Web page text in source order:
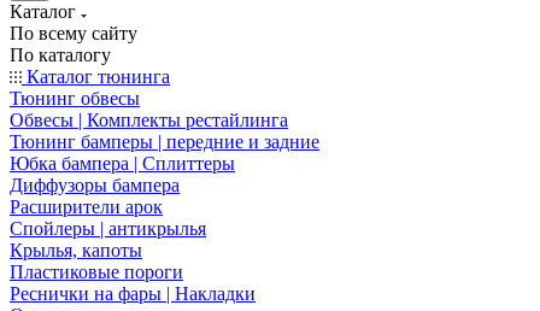
Каталог
По всему сайту
По каталогу
Каталог тюнинга
Тюнинг обвесы
Обвесы | Комплекты рестайлинга
Тюнинг бамперы | передние и задние
Юбка бампера | Сплиттеры
Диффузоры бампера
Расширители арок
Спойлеры | антикрылья
Крылья, капоты
Пластиковые пороги
Реснички на фары | Накладки